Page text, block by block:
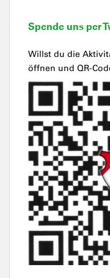
Spende uns per
Willst du die
öffnen und QR-